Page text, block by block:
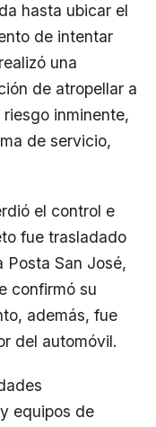
hasta ubicar el
de intentar
una
de atropellar a
inminente,
de servicio,
el control e
fue trasladado
Posta San José,
confirmó su
además, fue
del automóvil.
equipos de